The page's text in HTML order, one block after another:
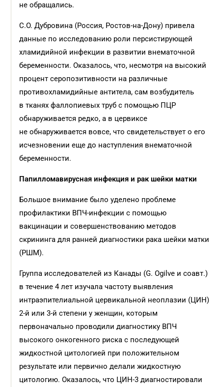
не обращались.
С.О. Дубровина (Россия, Ростов-на-Дону) привела
данные по исследованию роли персистирующей
хламидийной инфекции в развитии внематочной
беременности. Оказалось, что, несмотря на высокий
процент серопозитивности на различные
противохламидийные антитела, сам возбудитель
в тканях фаллопиевых труб с помощью ПЦР
обнаруживается редко, а в цервиксе
не обнаруживается вовсе, что свидетельствует о его
исчезновении еще до наступления внематочной
беременности.
Папилломавирусная инфекция и рак шейки матки
Большое внимание было уделено проблеме
профилактики ВПЧ-инфекции с помощью
вакцинации и совершенствованию методов
скрининга для ранней диагностики рака шейки матки
(РШМ).
Группа исследователей из Канады (G. Ogilve и соавт.)
в течение 4 лет изучала частоту выявления
интраэпителиальной цервикальной неоплазии (ЦИН)
2-й или 3-й степени у женщин, которым
первоначально проводили диагностику ВПЧ
высокого онкогенного риска с последующей
жидкостной цитологией при положительном
результате или первично делали жидкостную
цитологию. Оказалось, что ЦИН-3 диагностировали